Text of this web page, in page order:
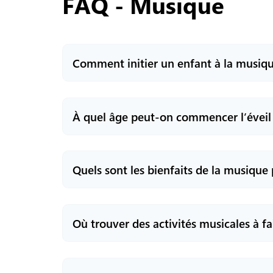
Comment initier un enfant à la
Tu peux commencer par des
découvrir les bases du rythme, des
À quel âge peut-on commencer
Les activités Atorika sont adaptées
Quels sont les bienfaits de la musique
La musique développe plusieurs
Où trouver des activités musicales à